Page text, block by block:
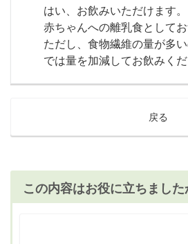
はい、お飲みいただけます
赤ちゃんへの離乳食としてお
ただし、食物繊維の量が多
では量を加減してお飲みくだ
戻る
この内容はお役に立ちました